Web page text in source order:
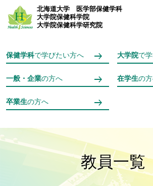
メインコンテンツへスキップ
北海道大学
医学部保健学科
大学院保健科学院
大学院保健科学研究院
保健学科で学びたい方へ 大学院で
一般・企業の方へ 在学生の
卒業生の方へ
教員一覧